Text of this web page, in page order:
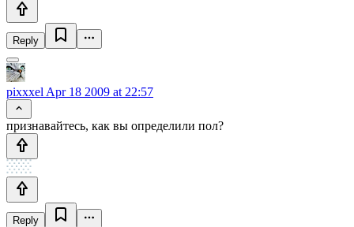
Reply
pixxxel Apr 18 2009 at 22:57
признавайтесь, как вы определили пол?
Reply